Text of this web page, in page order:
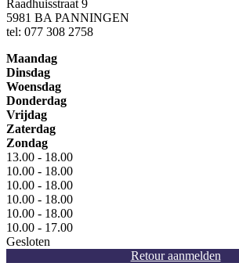
Raadhuisstraat 9
5981 BA PANNINGEN
tel: 077 308 2758
Maandag
Dinsdag
Woensdag
Donderdag
Vrijdag
Zaterdag
Zondag
13.00 - 18.00
10.00 - 18.00
10.00 - 18.00
10.00 - 18.00
10.00 - 18.00
10.00 - 17.00
Gesloten
Retour aanmelden